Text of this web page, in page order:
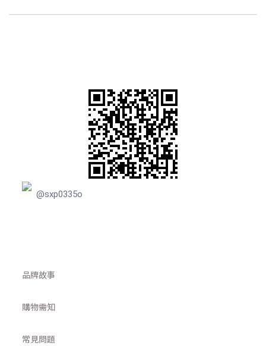
@sxp0335o
品牌故事
購物需知
常見問題